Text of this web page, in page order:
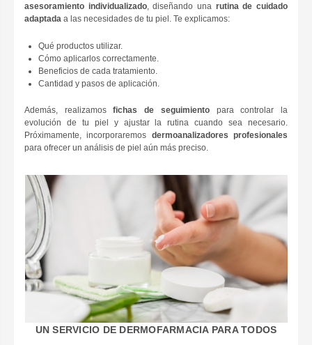
asesoramiento individualizado, diseñando una rutina de cuidado
adaptada a las necesidades de tu piel. Te explicamos:
Qué productos utilizar.
Cómo aplicarlos correctamente.
Beneficios de cada tratamiento.
Cantidad y pasos de aplicación.
Además, realizamosfichas de seguimientopara controlar la
evolución de tu piel y ajustar la rutina cuando sea necesario.
Próximamente, incorporaremos dermoanalizadores profesionales
para ofrecer un análisis de piel aún más preciso.
UN SERVICIO DE DERMOFARMACIA PARA TODOS